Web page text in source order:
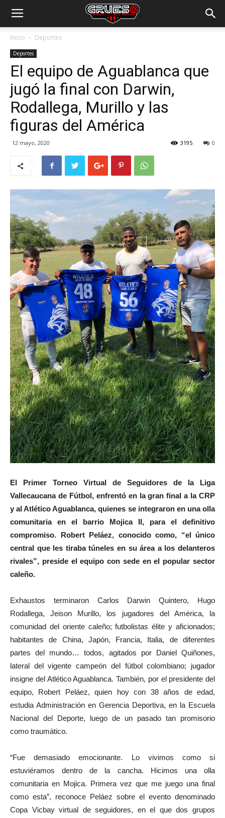
Inicio Deportes
Deportes
El equipo de Aguablanca que
jugó la final con Darwin,
Rodallega, Murillo y las
figuras del América
12 mayo, 2020 0
3195
El Primer Torneo Virtual de Seguidores de la Liga
Vallecaucana de Fútbol, enfrentó en la gran final a la CRP
y al Atlético Aguablanca, quienes se integraron en una olla
comunitaria en el barrio Mojica II, para el definitivo
compromiso. Robert Peláez, conocido como, “el único
central que les tiraba túneles en su área a los delanteros
rivales”, preside el equipo con sede en el popular sector
caleño.
Exhaustos terminaron Carlos Darwin Quintero, Hugo
Rodallega, Jeison Murillo, los jugadores del América, la
comunidad del oriente caleño; futbolistas élite y aficionados;
habitantes de China, Japón, Francia, Italia, de diferentes
partes del mundo… todos, agitados por Daniel Quiñones,
lateral del vigente campeón del fútbol colombiano; jugador
insigne del Atlético Aguablanca. También, por el presidente del
equipo, Robert Peláez, quien hoy con 38 años de edad,
estudia Administración en Gerencia Deportiva, en la Escuela
Nacional del Deporte, luego de un pasado tan promisorio
como traumático.
“Fue demasiado emocionante. Lo vivimos como si
estuviéramos dentro de la cancha. Hicimos una olla
comunitaria en Mojica. Primera vez que me juego una final
como esta”, reconoce Peláez sobre el evento denominado
Copa Vicbay virtual de seguidores, en el que dos grupos